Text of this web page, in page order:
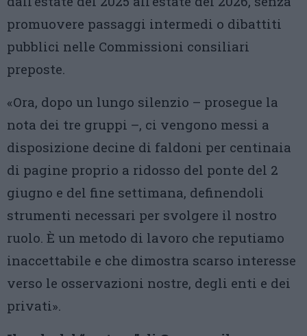
promuovere passaggi intermedi o dibattiti
pubblici nelle Commissioni consiliari
preposte.
«Ora, dopo un lungo silenzio – prosegue la
nota dei tre gruppi –, ci vengono messi a
disposizione decine di faldoni per centinaia
di pagine proprio a ridosso del ponte del 2
giugno e del fine settimana, definendoli
strumenti necessari per svolgere il nostro
ruolo. È un metodo di lavoro che reputiamo
inaccettabile e che dimostra scarso interesse
verso le osservazioni nostre, degli enti e dei
privati».